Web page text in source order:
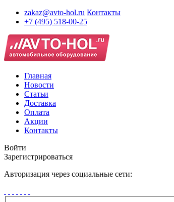
zakaz@avto-hol.ru Контакты
+7 (495) 518-00-25
Главная
Новости
Статьи
Доставка
Оплата
Акции
Контакты
Войти
Зарегистрироваться
Авторизация через социальные сети: